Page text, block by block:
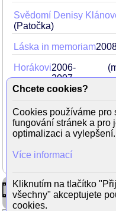
Svědomí Denisy
(Patočka)
Láska in memoriam
Horákovi2006-
2007
S čerty nejsou žerty
Chcete cookies?
Cookies používáme pro
fungování stránek a pro
optimalizaci a vylepšení.
Více informací
Kliknutím na tlačítko
všechny" akceptujete
cookies.